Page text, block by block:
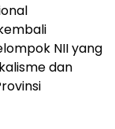
NII yang
dan